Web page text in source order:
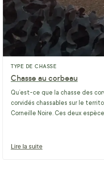
TYPE DE CHASSE
Chasse au corbeau
Qu’est-ce que la chasse des
corvidés chassables sur le
Corneille Noire. Ces deux
Lire la suite